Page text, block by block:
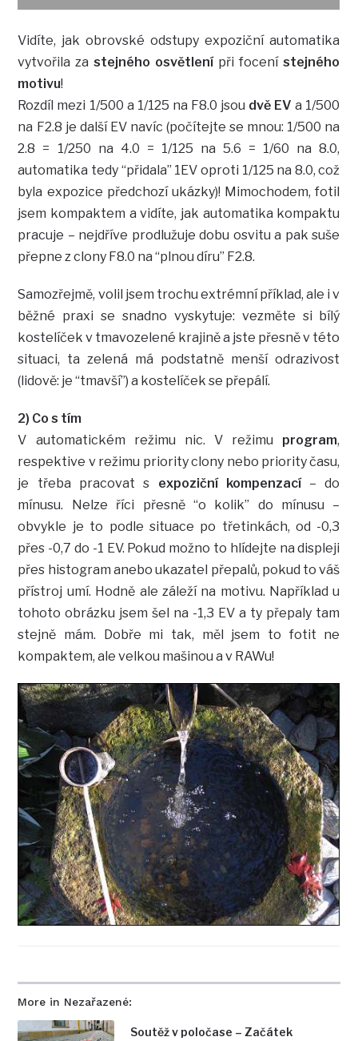
More in Nezařazené:
Soutěž v poločase – Začátek
Vidíte, jak obrovské odstupy expoziční automatika
vytvořila zastejného osvětlenípři focenístejného
motivu!
Rozdíl mezi 1/500 a 1/125 na F8.0 jsou dvě EV a 1/500
na F2.8 je další EV navíc (počítejte se mnou: 1/500 na
2.8 = 1/250 na 4.0 = 1/125 na 5.6 = 1/60 na 8.0,
automatika tedy “přidala” 1EV oproti 1/125 na 8.0, což
byla expozice předchozí ukázky)! Mimochodem, fotil
jsem kompaktem a vidíte, jak automatika kompaktu
pracuje – nejdříve prodlužuje dobu osvitu a pak suše
přepne z clony F8.0 na “plnou díru” F2.8.
Samozřejmě, volil jsem trochu extrémní příklad, ale i v
běžné praxi se snadno vyskytuje: vezměte si bílý
kostelíček v tmavozelené krajině a jste přesně v této
situaci, ta zelená má podstatně menší odrazivost
(lidově: je “tmavší”) a kostelíček se přepálí.
2) Co s tím
V automatickém režimu nic. V režimu program,
respektive v režimu priority clony nebo priority času,
je třeba pracovat s expoziční kompenzací– do
mínusu. Nelze říci přesně “o kolik” do mínusu –
obvykle je to podle situace po třetinkách, od -0,3
přes -0,7 do -1 EV. Pokud možno to hlídejte na displeji
přes histogram anebo ukazatel přepalů, pokud to váš
přístroj umí. Hodně ale záleží na motivu. Například u
tohoto obrázku jsem šel na -1,3 EV a ty přepaly tam
stejně mám. Dobře mi tak, měl jsem to fotit ne
kompaktem, ale velkou mašinou a v RAWu!